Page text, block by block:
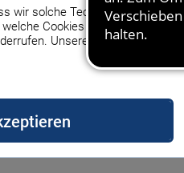
wir solche Technologien
Cookies Sie zulassen.
Unsere
Regel eine Provision
besuchen. Für Sie
und unverbindlich